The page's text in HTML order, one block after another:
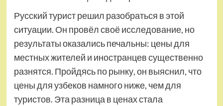
Русский турист решил разобраться в этой
ситуации. Он провёл своё исследование, но
результаты оказались печальны: цены для
местных жителей и иностранцев существенно
разнятся. Пройдясь по рынку, он выяснил, что
цены для узбеков намного ниже, чем для
туристов. Эта разница в ценах стала